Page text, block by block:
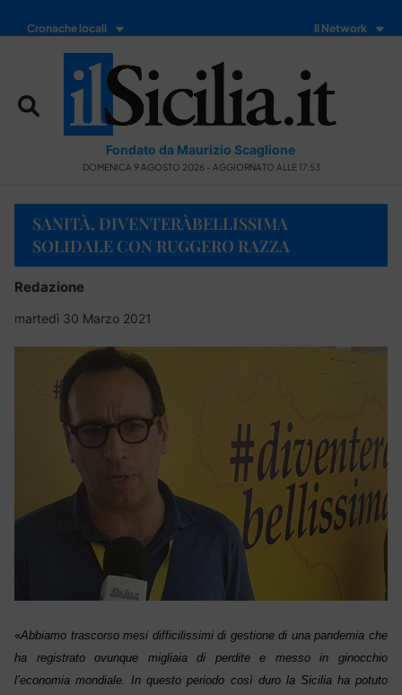
Cronache locali Il Network
Fondato da Maurizio Scaglione
DOMENICA 9 AGOSTO 2026 - AGGIORNATO ALLE 17:53
SANITÀ, DIVENTERÀBELLISSIMA
SOLIDALE CON RUGGERO RAZZA
Redazione
martedì 30 Marzo 2021
«Abbiamo trascorso mesi difficilissimi di gestione di una pandemia che
ha registrato ovunque migliaia di perdite e messo in ginocchio
l’economia mondiale. In questo periodo così durola Sicilia ha potuto